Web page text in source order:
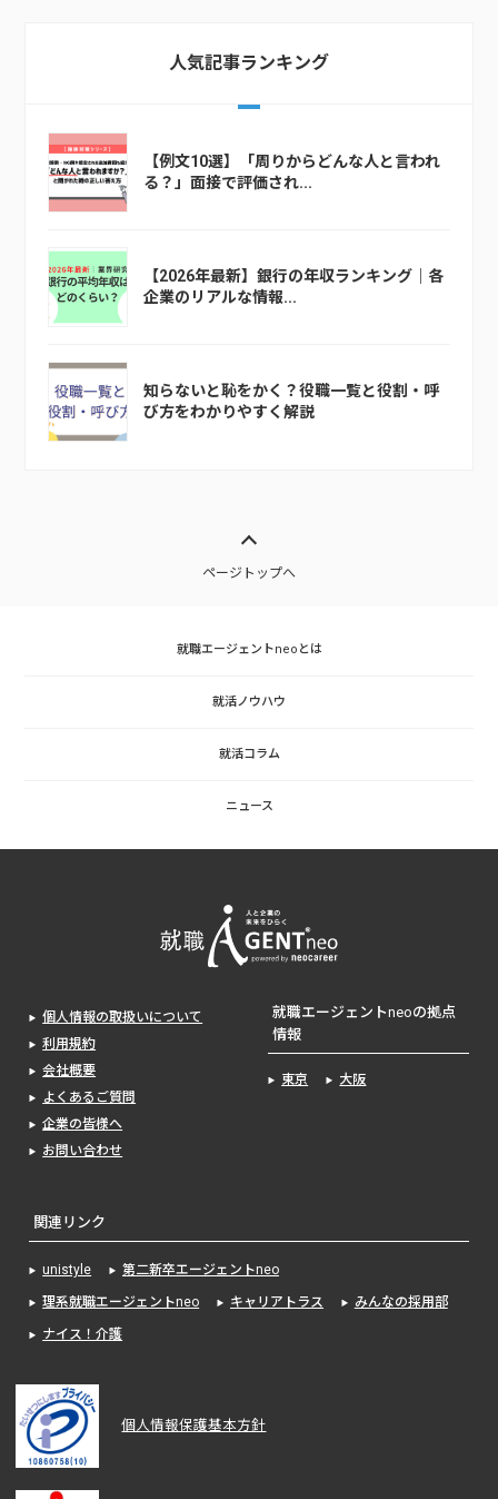
人気記事ランキング
【例文10選】「周りからどんな人と言われ
る？」面接で評価され...
【2026年最新】銀行の年収ランキング｜各
企業のリアルな情報...
知らないと恥をかく？役職一覧と役割・呼
び方をわかりやすく解説
ページトップへ
就職エージェントneoとは
就活ノウハウ
就活コラム
ニュース
個人情報の取扱いについて
利用規約
会社概要
よくあるご質問
企業の皆様へ
お問い合わせ
就職エージェントneoの拠点
情報
東京 大阪
関連リンク
unistyle 第二新卒エージェントneo
理系就職エージェントneo キャリアトラス みんなの採用部
ナイス！介護
個人情報保護基本方針